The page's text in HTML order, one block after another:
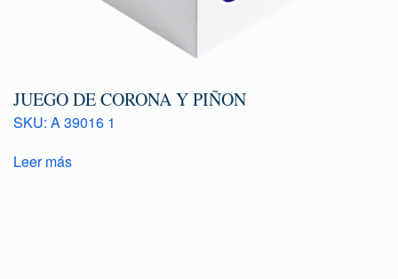
JUEGO DE CORONA Y PIÑON
SKU: A 39016 1
Leer más